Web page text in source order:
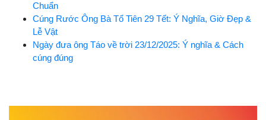
Chuẩn
Cúng Rước Ông Bà Tổ Tiên 29 Tết: Ý Nghĩa, Giờ Đẹp &
Lễ Vật
Ngày đưa ông Táo về trời 23/12/2025: Ý nghĩa & Cách
cúng đúng